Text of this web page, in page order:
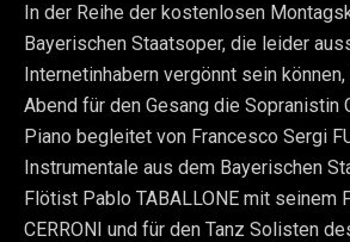
In der Reihe der kostenlosen
Bayerischen Staatsoper, die leider
Internetinhabern vergönnt sein
Abend für den Gesang die Sopranistin
Piano begleitet von Francesco Sergi
Instrumentale aus dem Bayerischen
Flötist Pablo TABALLONE mit seinem
CERRONI und für den Tanz Solisten